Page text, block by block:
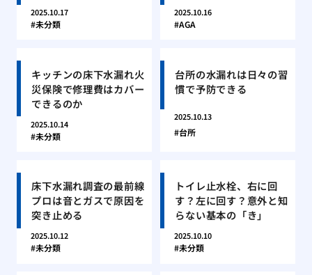
2025.10.17
未分類
2025.10.16
AGA
キッチンの床下水漏れ火
災保険で修理費はカバー
できるのか
2025.10.14
未分類
台所の水漏れは日々の習
慣で予防できる
2025.10.13
台所
床下水漏れ調査の最前線
プロは音とガスで原因を
突き止める
2025.10.12
未分類
トイレ止水栓、右に回
す？左に回す？意外と知
らない基本の「き」
2025.10.10
未分類